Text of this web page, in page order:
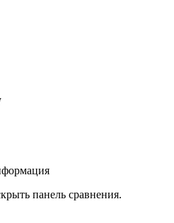
панель сравнения.